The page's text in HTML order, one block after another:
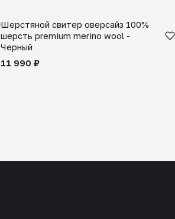
Шерстяной свитер оверсайз 100%
шерсть premium merino wool -
Черный
11 990 ₽